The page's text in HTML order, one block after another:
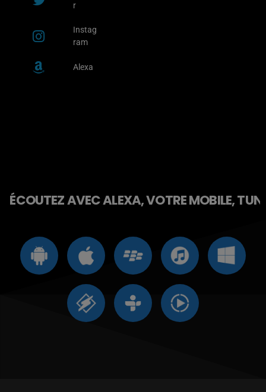
r
Instag
ram
Alexa
ÉCOUTEZ AVEC ALEXA, VOTRE MOBILE,